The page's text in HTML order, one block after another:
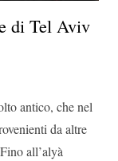
di Tel Aviv
antico, che nel
da altre
all’alyà